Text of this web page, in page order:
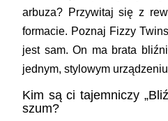
arbuza? Przywitaj się z
formacie. Poznaj Fizzy
jest sam. On ma brata
jednym, stylowym
Kim są ci tajemniczy
szum?